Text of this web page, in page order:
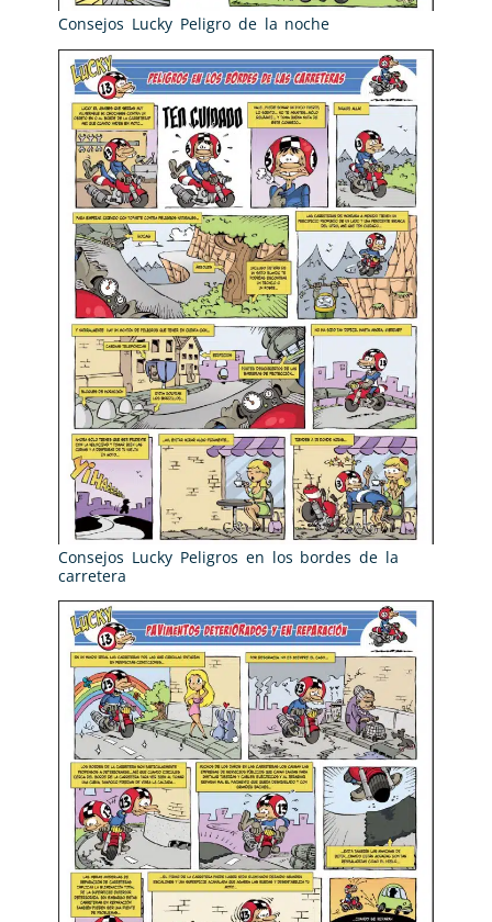
Consejos Lucky Peligro de la noche
Consejos Lucky Peligros en los bordes de la
carretera